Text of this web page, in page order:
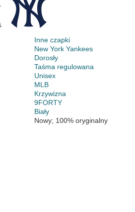
Inne czapki
New York Yankees
Dorosły
Taśma regulowana
Unisex
MLB
Krzywizna
9FORTY
Biały
Nowy; 100% oryginalny